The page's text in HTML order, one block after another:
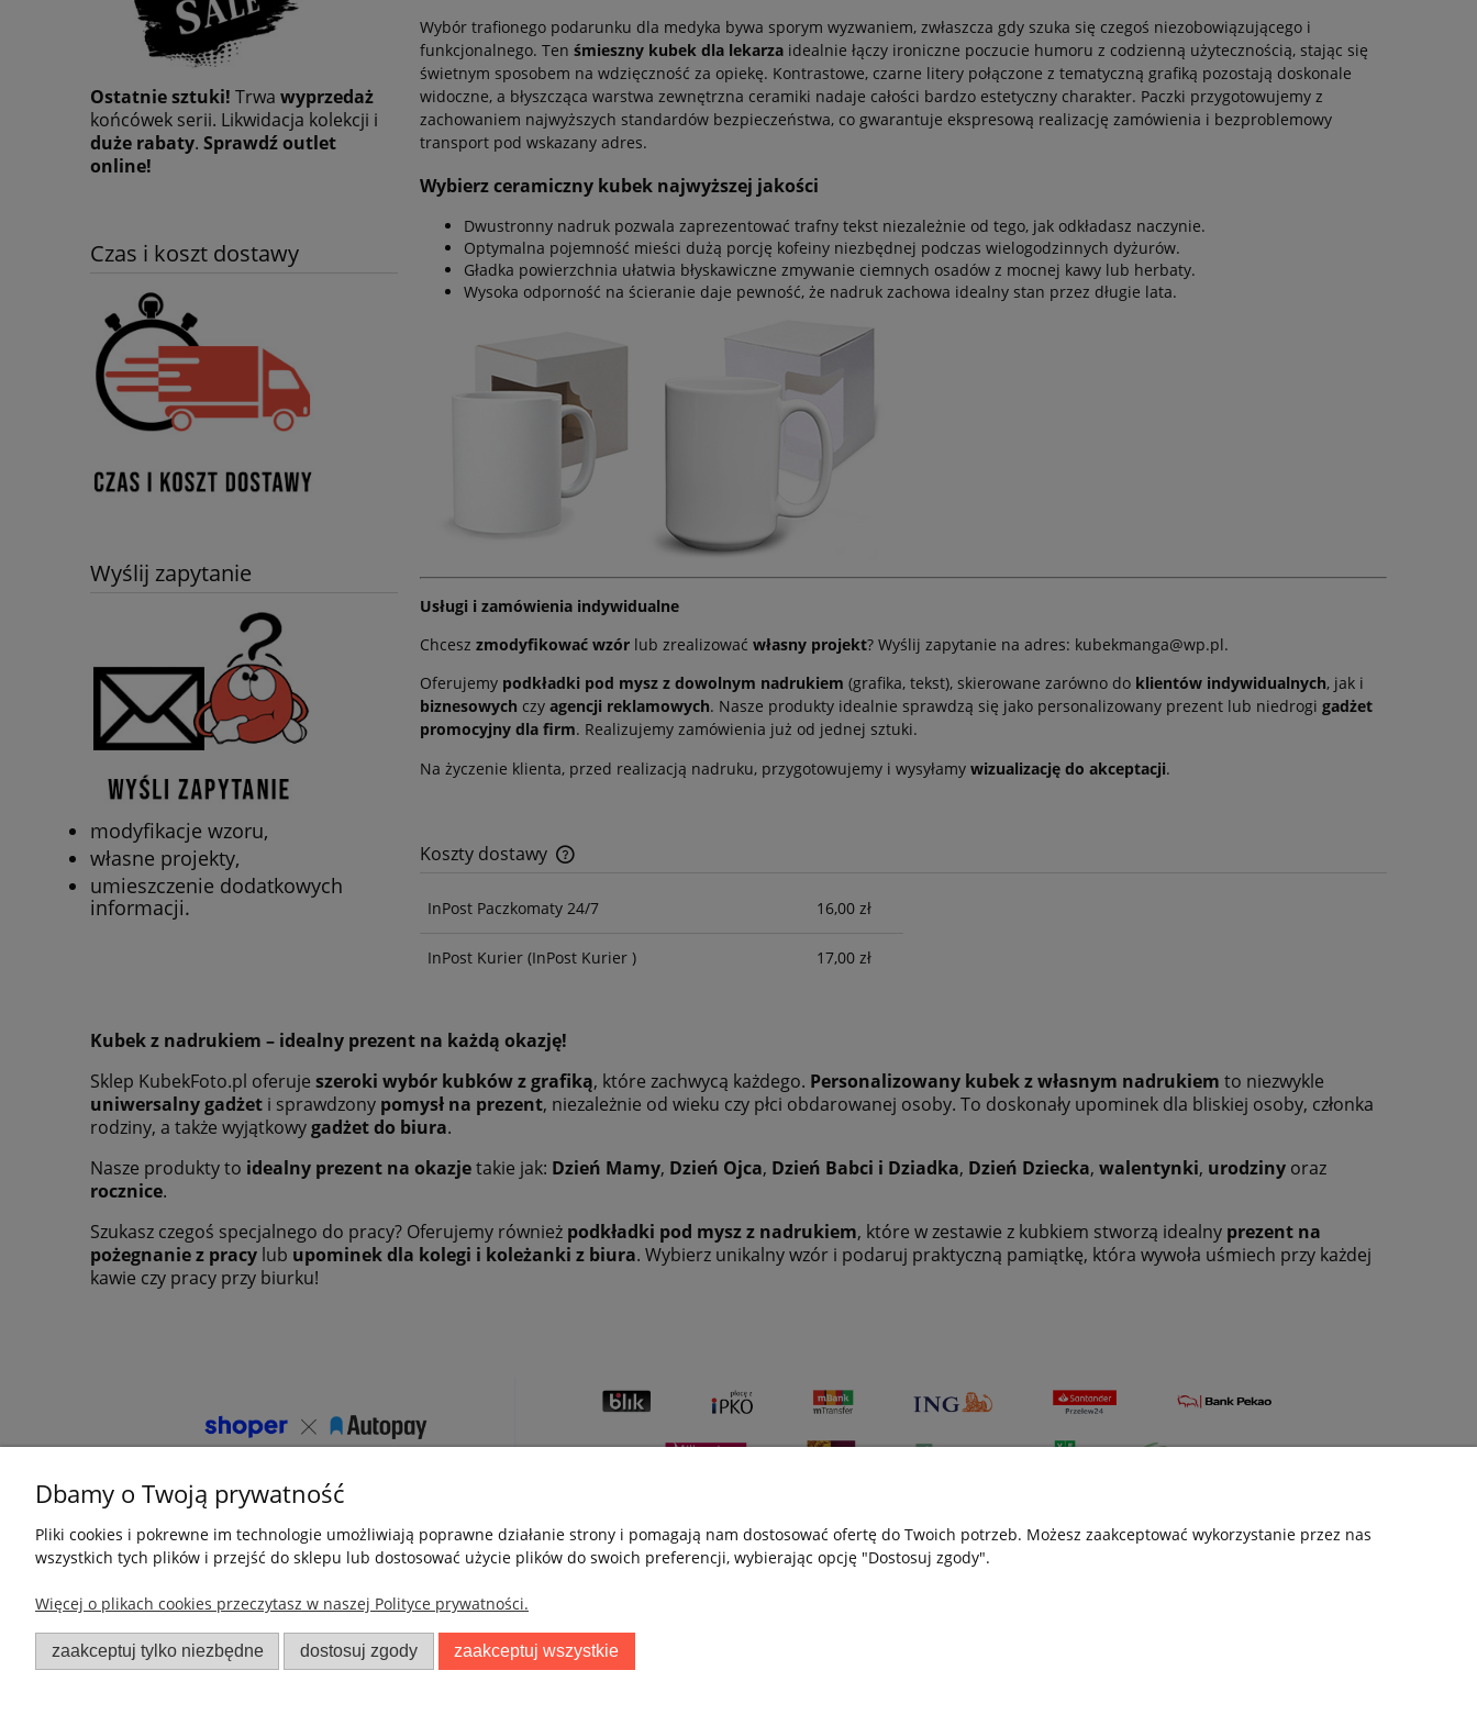
Ostatnie sztuki! Trwa wyprzedaż
końcówek serii. Likwidacja kolekcji i
duże rabaty. Sprawdź outlet
online!
Czas i koszt dostawy
Wyślij zapytanie
modyfikacje wzoru,
własne projekty,
umieszczenie dodatkowych
informacji.
Wybór trafionego podarunku dla medyka bywa sporym wyzwaniem, zwłaszcza gdy szuka się czegoś niezobowiązującego i
funkcjonalnego. Ten śmieszny kubek dla lekarza idealnie łączy ironiczne poczucie humoru z codzienną użytecznością, stając się
świetnym sposobem na wdzięczność za opiekę. Kontrastowe, czarne litery połączone z tematyczną grafiką pozostają doskonale
widoczne, a błyszcząca warstwa zewnętrzna ceramiki nadaje całości bardzo estetyczny charakter. Paczki przygotowujemy z
zachowaniem najwyższych standardów bezpieczeństwa, co gwarantuje ekspresową realizację zamówienia i bezproblemowy
transport pod wskazany adres.
Wybierz ceramiczny kubek najwyższej jakości
Dwustronny nadruk pozwala zaprezentować trafny tekst niezależnie od tego, jak odkładasz naczynie.
Optymalna pojemność mieści dużą porcję kofeiny niezbędnej podczas wielogodzinnych dyżurów.
Gładka powierzchnia ułatwia błyskawiczne zmywanie ciemnych osadów z mocnej kawy lub herbaty.
Wysoka odporność na ścieranie daje pewność, że nadruk zachowa idealny stan przez długie lata.
Usługi i zamówienia indywidualne
Chcesz zmodyfikować wzór lub zrealizować własny projekt? Wyślij zapytanie na adres: kubekmanga@wp.pl.
Oferujemy podkładki pod mysz z dowolnym nadrukiem (grafika, tekst), skierowane zarówno do klientów indywidualnych, jak i
biznesowych czy agencji reklamowych. Nasze produkty idealnie sprawdzą się jako personalizowany prezent lub niedrogi gadżet
promocyjny dla firm. Realizujemy zamówienia już od jednej sztuki.
Na życzenie klienta, przed realizacją nadruku, przygotowujemy i wysyłamy wizualizację do akceptacji.
Koszty dostawy
Cena nie zawiera ewentualnych kosztów
InPost Paczkomaty 24/7 16,00 zł
InPost Kurier(InPost Kurier ) 17,00 zł
Kubek z nadrukiem – idealny prezent na każdą okazję!
Sklep KubekFoto.pl oferuje szeroki wybór kubków z grafiką, które zachwycą każdego. Personalizowany kubek z własnym nadrukiem to niezwykle
uniwersalny gadżet i sprawdzony pomysł na prezent, niezależnie od wieku czy płci obdarowanej osoby. To doskonały upominek dla bliskiej osoby, członka
rodziny, a także wyjątkowygadżet do biura.
Nasze produkty to idealny prezent na okazjetakie jak: Dzień Mamy, Dzień Ojca, Dzień Babci i Dziadka, Dzień Dziecka, walentynki, urodziny oraz
rocznice.
Szukasz czegoś specjalnego do pracy? Oferujemy również podkładki pod mysz z nadrukiem, które w zestawie z kubkiem stworzą idealny prezent na
pożegnanie z pracy lub upominek dla kolegi i koleżanki z biura. Wybierz unikalny wzór i podaruj praktyczną pamiątkę, która wywoła uśmiech przy każdej
kawie czy pracy przy biurku!
Pomoc
Zwroty i reklamacje
Jak zamówić własny nadruk
Moje konto
Twoje zamówienia
Ustawienia konta
Płatności i dostawa
Formy płatności
Czas i koszty dostawy
Dbamy o Twoją prywatność
Pliki cookies i pokrewne im technologie umożliwiają poprawne działanie strony i pomagają nam dostosować ofertę do Twoich potrzeb. Możesz zaakceptować wykorzystanie przez nas
wszystkich tych plików i przejść do sklepu lub dostosować użycie plików do swoich preferencji, wybierając opcję "Dostosuj zgody".
Więcej o plikach cookies przeczytasz w naszej Polityce prywatności.
zaakceptuj tylko niezbędne dostosuj zgody zaakceptuj wszystkie